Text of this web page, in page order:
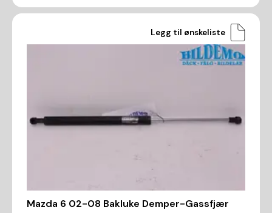
Legg til ønskeliste
Mazda 6 02-08 Bakluke Demper-Gassfjær